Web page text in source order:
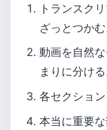
トランスク
ざっとつかむ
動画を自然
まりに分ける
各セクショ
本当に重要